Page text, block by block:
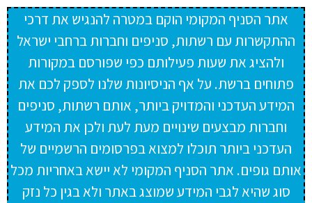
אתר הסניף המקומי הוקם במטרה להנגיש את דרכי
ההתקשרות עם רשתות, סניפים וחברות ברחבי ישראל
ולהציג את שעות פעילותם כפי שפורסם במקורות
פתוחים ברשת. על אף הניסיונות שלנו לספק לכם את
המידע העדכני והמדויק ביותר, אותם רשתות, סניפים
וחברות מבצעים שינויים מעת לעת ולכן את המידע
העדכני ביותר תוכלו למצוא בפרסומים הרשמיים של
אותם גופים. אתר הסניף המקומי לא יישא באחריות מכל
סוג שהיא לגבי המידע שמוצג באתר ולא בגין כל נזק